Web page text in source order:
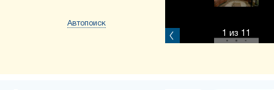
Автопоиск
1 из 11